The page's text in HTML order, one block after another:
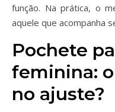
função. Na prática, o
aquele que acompanha
Pochete
feminina:
no ajuste?